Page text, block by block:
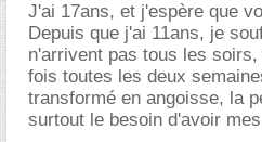
J'ai 17ans, et j'espère que
Depuis que j'ai 11ans, je
n'arrivent pas tous les
fois toutes les deux
transformé en angoisse, la
surtout le besoin d'avoir